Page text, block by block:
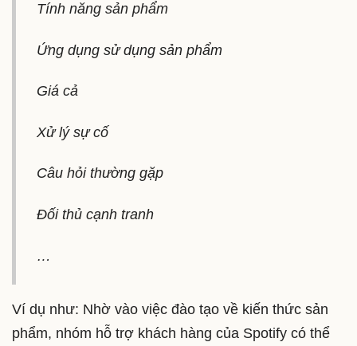
Tính năng sản phẩm
Ứng dụng sử dụng sản phẩm
Giá cả
Xử lý sự cố
Câu hỏi thường gặp
Đối thủ cạnh tranh
…
Ví dụ như: Nhờ vào việc đào tạo về kiến thức sản
phẩm, nhóm hỗ trợ khách hàng của Spotify có thể